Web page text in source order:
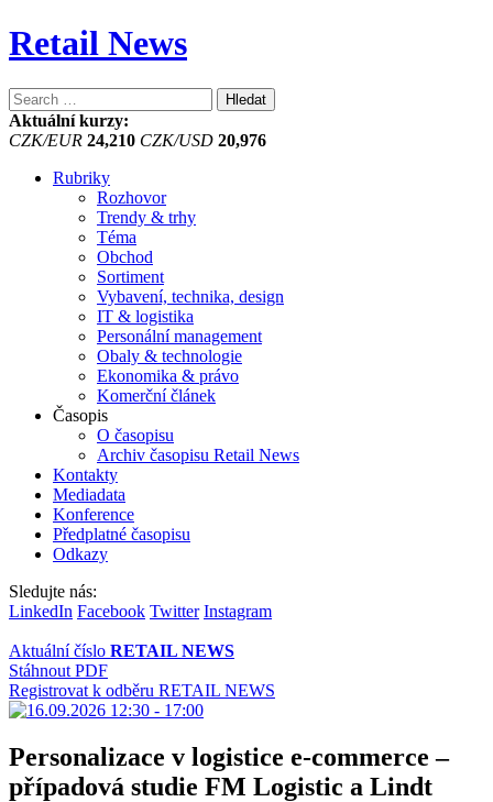
Retail News
Vyhledávání
Aktuální kurzy:
CZK/EUR 24,210 CZK/USD 20,976
Rubriky
Rozhovor
Trendy & trhy
Téma
Obchod
Sortiment
Vybavení, technika, design
IT & logistika
Personální management
Obaly & technologie
Ekonomika & právo
Komerční článek
Časopis
O časopisu
Archiv časopisu Retail News
Kontakty
Mediadata
Konference
Předplatné časopisu
Odkazy
Sledujte nás:
LinkedIn Facebook Twitter Instagram
Aktuální číslo RETAIL NEWS
Stáhnout PDF
Registrovat k odběru RETAIL NEWS
Personalizace v logistice e-commerce –
případová studie FM Logistic a Lindt